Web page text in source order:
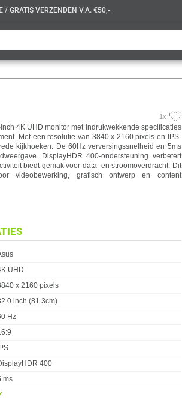
/ GRATIS VERZENDEN V.A. €50,-
1x
4K UHD monitor met indrukwekkende specificaties
Met een resolutie van 3840 x 2160 pixels en IPS-
kijkhoeken. De 60Hz verversingssnelheid en 5ms
DisplayHDR 400-ondersteuning verbetert
biedt gemak voor data- en stroömoverdracht. Dit
videobewerking, grafisch ontwerp en content
UHD
x 2160 pixels
inch (81.3cm)
Hz
IPS
400
ms